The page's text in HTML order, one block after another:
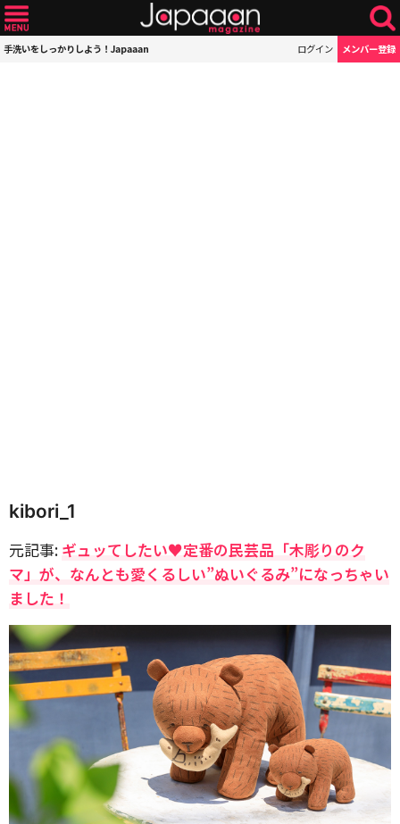
手洗いをしっかりしよう！Japaaan ログイン メンバー登録
kibori_1
元記事: ギュッてしたい♥定番の民芸品「木彫りのク
マ」が、なんとも愛くるしい”ぬいぐるみ”になっちゃい
ました！